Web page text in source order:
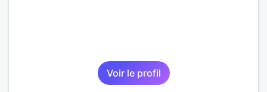
Voir le profil